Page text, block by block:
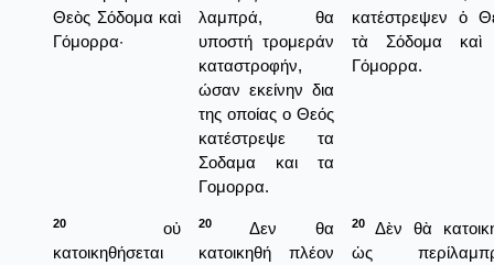
Θεὸς Σόδομα καὶ
Γόμορρα·
λαμπρά, θα
υποστή τρομεράν
καταστροφήν,
ώσαν εκείνην δια
της οποίας ο Θεός
κατέστρεψε τα
Σοδαμα και τα
Γομορρα.
κατέστρεψεν ὁ
τὰ Σόδομα καὶ
Γόμορρα.
20
οὐ
κατοικηθήσεται
20
Δεν θα
κατοικηθή πλέον
20
Δὲν θὰ
ὡς